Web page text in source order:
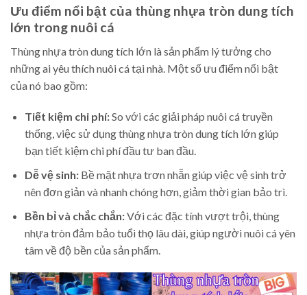
Ưu điểm nổi bật của thùng nhựa tròn dung tích
lớn trong nuôi cá
Thùng nhựa tròn dung tích lớn là sản phẩm lý tưởng cho
những ai yêu thích nuôi cá tại nhà. Một số ưu điểm nổi bật
của nó bao gồm:
Tiết kiệm chi phí:So với các giải pháp nuôi cá truyền
thống, việc sử dụng thùng nhựa tròn dung tích lớn giúp
bạn tiết kiệm chi phí đầu tư ban đầu.
Dễ vệ sinh:Bề mặt nhựa trơn nhẵn giúp việc vệ sinh trở
nên đơn giản và nhanh chóng hơn, giảm thời gian bảo trì.
Bền bỉ và chắc chắn:Với các đặc tính vượt trội, thùng
nhựa tròn đảm bảo tuổi thọ lâu dài, giúp người nuôi cá yên
tâm về độ bền của sản phẩm.